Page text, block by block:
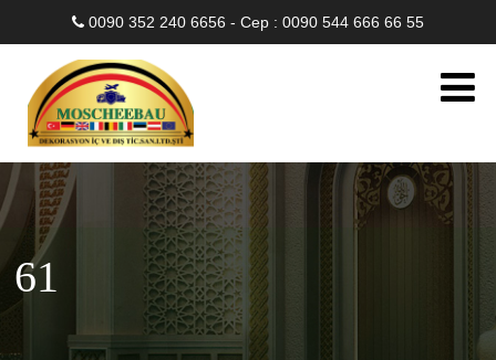
0090 352 240 6656 - Cep : 0090 544 666 66 55
61